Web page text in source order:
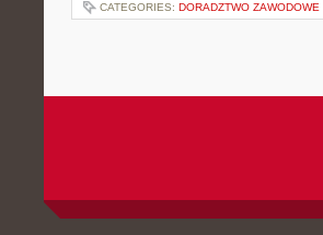
CATEGORIES: DORADZTWO ZAWODOWE